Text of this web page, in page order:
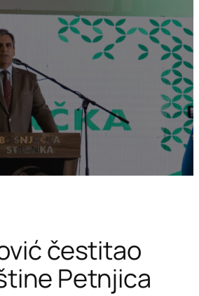
čestitao
Petnjica